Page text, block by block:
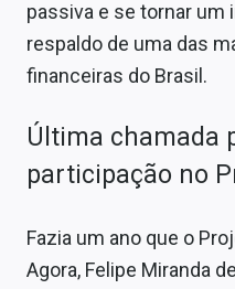
passiva e se tornar
respaldo de uma das
financeiras do Brasil.
Última chamada
participação no
Fazia um ano que o
Agora, Felipe Miranda